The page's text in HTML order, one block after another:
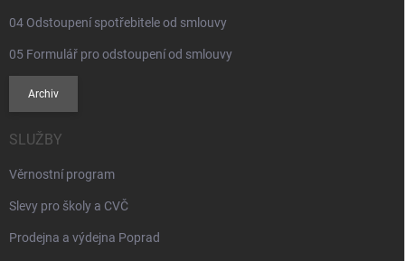
04 Odstoupení spotřebitele od smlouvy
05 Formulář pro odstoupení od smlouvy
Archiv
SLUŽBY
Věrnostní program
Slevy pro školy a CVČ
Prodejna a výdejna Poprad